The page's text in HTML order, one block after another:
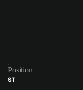
Position
ST